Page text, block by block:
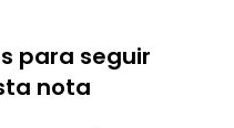
para seguir
nota